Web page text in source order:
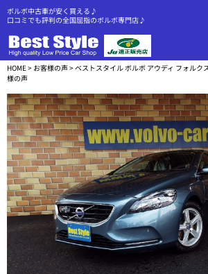
ボルボ中古車が安く買える♪
口コミでも評判の全国屈指のボルボ専門店♪
HOME> お客様の声> ベストスタイル ボルボ アウディ フォルク
様の声